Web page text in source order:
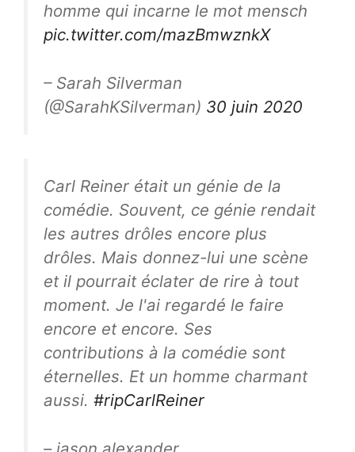
homme qui incarne le mot mensch
pic.twitter.com/mazBmwznkX
– Sarah Silverman
(@SarahKSilverman) 30 juin 2020
Carl Reiner était un génie de la
comédie. Souvent, ce génie rendait
les autres drôles encore plus
drôles. Mais donnez-lui une scène
et il pourrait éclater de rire à tout
moment. Je l'ai regardé le faire
encore et encore. Ses
contributions à la comédie sont
éternelles. Et un homme charmant
aussi. #ripCarlReiner